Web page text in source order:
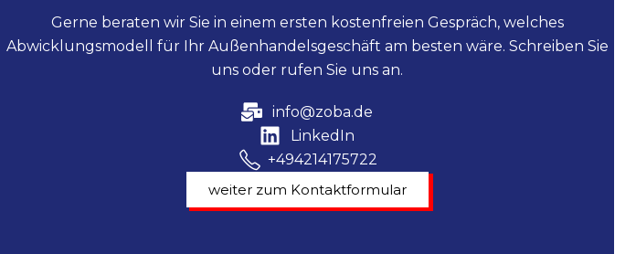
Gerne beraten wir Sie in einem ersten kostenfreien Gespräch, welches
Abwicklungsmodell für Ihr Außenhandelsgeschäft am besten wäre. Schreiben Sie
uns oder rufen Sie uns an.
info@zoba.de
LinkedIn
+494214175722
weiter zum Kontaktformular